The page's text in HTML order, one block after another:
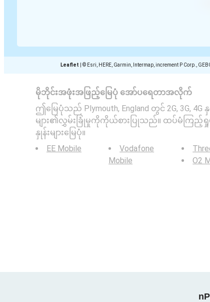
Leaflet © Esri, HERE, Garmin, Intermap, increment P Corp.,
မိုဘိုင်းအဖုံးအဖြည့်မြေပုံ အော်ပရေတာအလိုက်
ဤမြေပုံသည် Plymouth, England တွင် 2G, 3G,
များ၏လွှမ်းခြုံမှုကိုကိုယ်စားပြုသည်။ ထပ်မံကြည့်ရှု
နှုန်းများမြေပုံ။
EE Mobile
Vodafone
Mobile
O2